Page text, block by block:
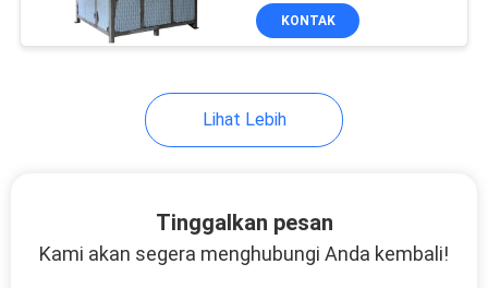
Peralatan kemasan
KONTAK
Lihat Lebih
Tinggalkan pesan
Kami akan segera menghubungi Anda kembali!